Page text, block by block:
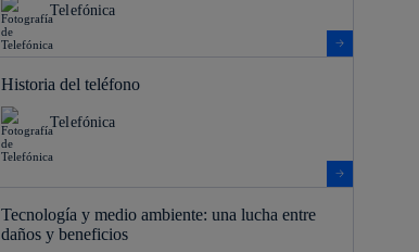
Telefónica
Historia del teléfono
Telefónica
Tecnología y medio ambiente: una lucha entre
daños y beneficios